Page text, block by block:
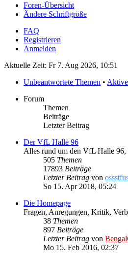
Foren-Übersicht
Ändere Schriftgröße
FAQ
Registrieren
Anmelden
Aktuelle Zeit: Fr 7. Aug 2026, 10:51
Unbeantwortete Themen •
Forum
Themen
Beiträge
Letzter Beitrag
Der VfL Halle 96
Alles rund um den VfL Halle 96,
505 Themen
17893 Beiträge
Letzter Beitrag von
So 15. Apr 2018, 05:24
Die Homepage
Fragen, Anregungen, Kritik,
38 Themen
897 Beiträge
Letzter Beitrag von
Mo 15. Feb 2016, 02:37